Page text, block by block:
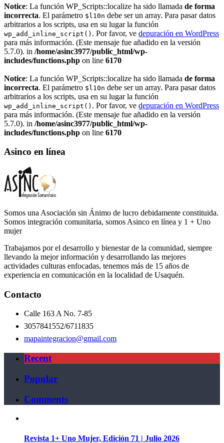
Notice: La función WP_Scripts::localize ha sido llamada de forma
incorrecta. El parámetro $l10n debe ser un array. Para pasar datos
arbitrarios a los scripts, usa en su lugar la función
wp_add_inline_script() . Por favor, ve depuración en WordPress
para más información. (Este mensaje fue añadido en la versión
5.7.0). in /home/asinc3977/public_html/wp-
includes/functions.php on line 6170
Notice: La función WP_Scripts::localize ha sido llamada de forma
incorrecta. El parámetro $l10n debe ser un array. Para pasar datos
arbitrarios a los scripts, usa en su lugar la función
wp_add_inline_script() . Por favor, ve depuración en WordPress
para más información. (Este mensaje fue añadido en la versión
5.7.0). in /home/asinc3977/public_html/wp-
includes/functions.php on line 6170
Asinco en línea
Somos una Asociación sin Ánimo de lucro debidamente constituida.
Somos integración comunitaria, somos Asinco en línea y 1 + Uno
mujer
Trabajamos por el desarrollo y bienestar de la comunidad, siempre
llevando la mejor información y desarrollando las mejores
actividades culturas enfocadas, tenemos más de 15 años de
experiencia en comunicación en la localidad de Usaquén.
Contacto
Calle 163 A No. 7-85
3057841552/6711835
mapaintegracion@gmail.com
Recent
Popular
Comments
Revista 1+ Uno Mujer, Edición 71 | Julio 2026